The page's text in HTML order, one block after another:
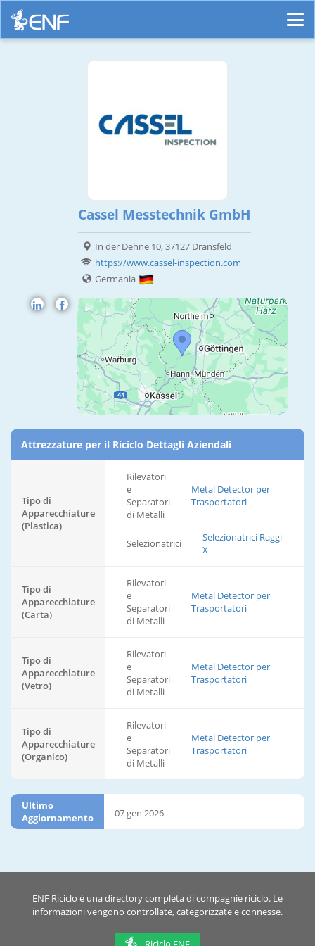
Cassel Messtechnik GmbH
In der Dehne 10, 37127 Dransfeld
https://www.cassel-inspection.com
Germania
Attrezzature per il Riciclo Dettagli Aziendali
Tipo di
Apparecchiature
(Plastica)
Rilevatori
e
Separatori
di Metalli
Metal Detector per
Trasportatori
Selezionatrici
Selezionatrici Raggi
X
Tipo di
Apparecchiature
(Carta)
Rilevatori
e
Separatori
di Metalli
Metal Detector per
Trasportatori
Tipo di
Apparecchiature
(Vetro)
Rilevatori
e
Separatori
di Metalli
Metal Detector per
Trasportatori
Tipo di
Apparecchiature
(Organico)
Rilevatori
e
Separatori
di Metalli
Metal Detector per
Trasportatori
Ultimo
Aggiornamento
07 gen 2026
ENF Riciclo è una directory completa di compagnie riciclo. Le
informazioni vengono controllate, categorizzate e connesse.